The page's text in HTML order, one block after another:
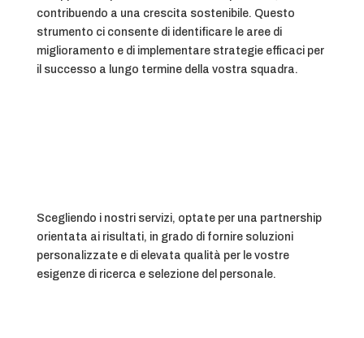
contribuendo a una crescita sostenibile. Questo
strumento ci consente di identificare le aree di
miglioramento e di implementare strategie efficaci per
il successo a lungo termine della vostra squadra.
Scegliendo i nostri servizi, optate per una partnership
orientata ai risultati, in grado di fornire soluzioni
personalizzate e di elevata qualità per le vostre
esigenze di ricerca e selezione del personale.